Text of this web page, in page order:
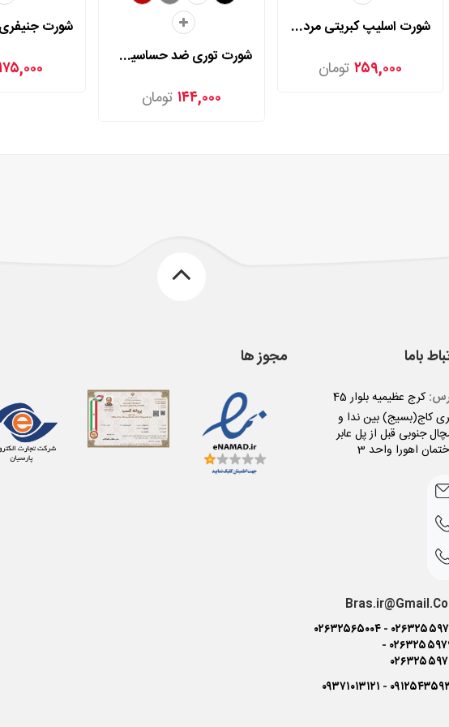
شورت اسلیپ کبریتی مردی مدل 2025
۲۵۹,۰۰۰تومان
شورت توری ضد حساسیت مردی مدل 2006
۱۴۴,۰۰۰تومان
باما
کرج عظیمیه بلوار 45
کاج(بسیج) بین ندا و
جنوبی قبل از پل عابر
اهورا واحد 3
-۰۲۶۳۲۵۶۵۰۰۴
-
- ۰۹۳۷۱۰۱۳۱۲۱
مجوز ها